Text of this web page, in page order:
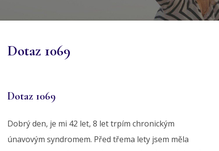
Dotaz 1069
Dotaz 1069
Dobrý den, je mi 42 let, 8 let trpím chronickým
únavovým syndromem. Před třema lety jsem měla